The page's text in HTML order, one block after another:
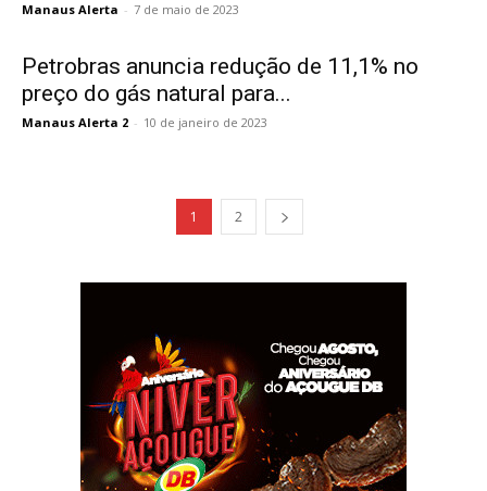
Manaus Alerta - 7 de maio de 2023
Petrobras anuncia redução de 11,1% no
preço do gás natural para...
Manaus Alerta 2 - 10 de janeiro de 2023
1 2